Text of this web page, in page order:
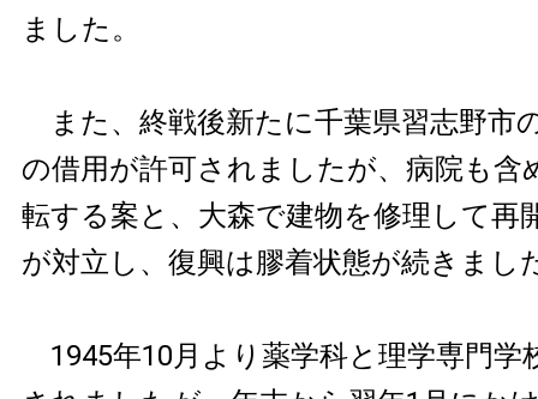
ました。
また、終戦後新たに千葉県習志野市
の借用が許可されましたが、病院も含
転する案と、大森で建物を修理して再
が対立し、復興は膠着状態が続きまし
1945年10月より薬学科と理学専門学